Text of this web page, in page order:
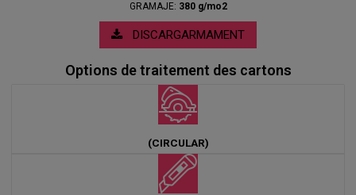
GRAMAJE: 380 g/mo2
DISCARGARMAMENT
Options de traitement des cartons
(CIRCULAR)